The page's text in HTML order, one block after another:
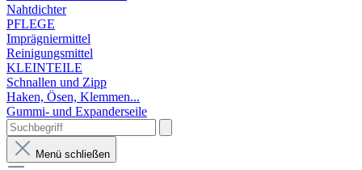
Nahtdichter
PFLEGE
Imprägniermittel
Reinigungsmittel
KLEINTEILE
Schnallen und Zipp
Haken, Ösen, Klemmen...
Gummi- und Expanderseile
Menü schließen